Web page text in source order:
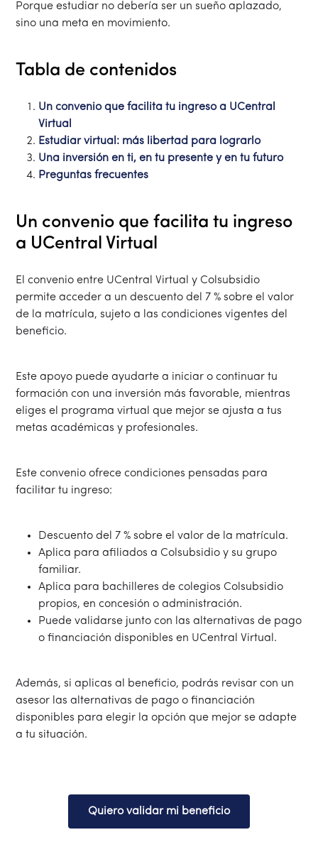
Porque estudiar no debería ser un sueño aplazado,
sino una meta en movimiento.
Tabla de contenidos
Un convenio que facilita tu ingreso a UCentral
Virtual
Estudiar virtual: más libertad para lograrlo
Una inversión en ti, en tu presente y en tu futuro
Preguntas frecuentes
Un convenio que facilita tu ingreso
a UCentral Virtual
El convenio entre UCentral Virtual y Colsubsidio
permite acceder a un descuento del 7 % sobre el valor
de la matrícula, sujeto a las condiciones vigentes del
beneficio.
Este apoyo puede ayudarte a iniciar o continuar tu
formación con una inversión más favorable, mientras
eliges el programa virtual que mejor se ajusta a tus
metas académicas y profesionales.
Este convenio ofrece condiciones pensadas para
facilitar tu ingreso:
Descuento del 7 % sobre el valor de la matrícula.
Aplica para afiliados a Colsubsidio y su grupo
familiar.
Aplica para bachilleres de colegios Colsubsidio
propios, en concesión o administración.
Puede validarse junto con las alternativas de pago
o financiación disponibles en UCentral Virtual.
Además, si aplicas al beneficio, podrás revisar con un
asesor las alternativas de pago o financiación
disponibles para elegir la opción que mejor se adapte
a tu situación.
Quiero validar mi beneficio